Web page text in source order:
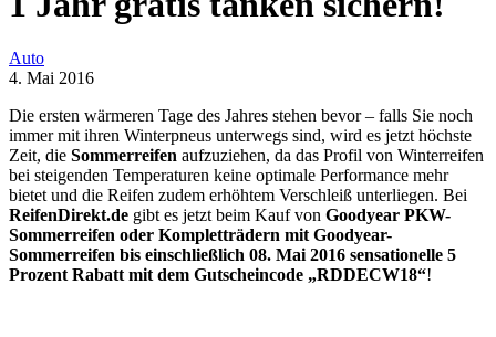
Auto
4. Mai 2016
Die ersten wärmeren Tage des Jahres stehen bevor – falls Sie noch
immer mit ihren Winterpneus unterwegs sind, wird es jetzt höchste
Zeit, die Sommerreifen aufzuziehen, da das Profil von Winterreifen
bei steigenden Temperaturen keine optimale Performance mehr
bietet und die Reifen zudem erhöhtem Verschleiß unterliegen. Bei
ReifenDirekt.de gibt es jetzt beim Kauf von Goodyear PKW-
Sommerreifen oder Kompletträdern mit Goodyear-
Sommerreifen bis einschließlich 08. Mai 2016 sensationelle 5
Prozent Rabatt mit dem Gutscheincode „RDDECW18“!